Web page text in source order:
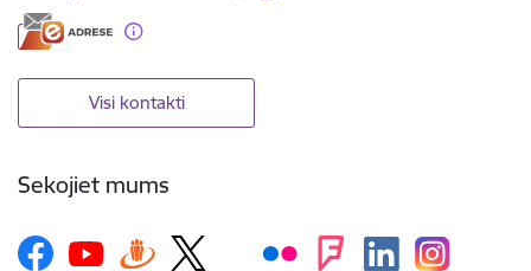
Visi kontakti
Sekojiet mums